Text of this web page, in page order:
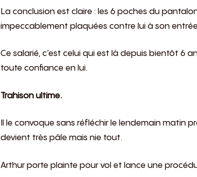
La conclusion est claire : les 6 poches du
impeccablement plaquées contre lui à son
Ce salarié, c’est celui qui est là depuis bientôt 6
toute confiance en lui.
Trahison ultime.
Il le convoque sans réfléchir le lendemain matin
devient très pâle mais nie tout.
Arthur porte plainte pour vol et lance une